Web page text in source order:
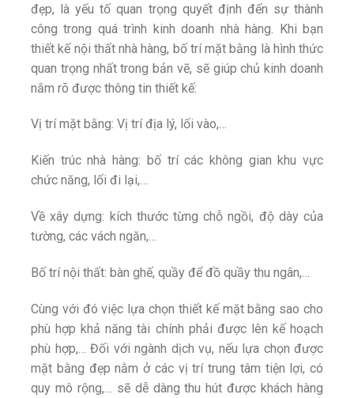
đẹp, là yếu tố quan trọng quyết định đến sự thành
công trong quá trình kinh doanh nhà hàng. Khi bạn
thiết kế nội thất nhà hàng, bố trí mặt bằng là hình thức
quan trọng nhất trong bản vẽ, sẽ giúp chủ kinh doanh
nắm rõ được thông tin thiết kế:
Vị trí mặt bằng: Vị trí địa lý, lối vào,…
Kiến trúc nhà hàng: bố trí các không gian khu vực
chức năng, lối đi lại,…
Về xây dựng: kích thước từng chỗ ngồi, độ dày của
tường, các vách ngăn,…
Bố trí nội thất: bàn ghế, quầy để đồ quầy thu ngân,…
Cùng với đó việc lựa chọn thiết kế mặt bằng sao cho
phù hợp khả năng tài chính phải được lên kế hoạch
phù hợp,… Đối với ngành dịch vụ, nếu lựa chọn được
mặt bằng đẹp nằm ở các vị trí trung tâm tiện lợi, có
quy mô rộng,… sẽ dễ dàng thu hút được khách hàng